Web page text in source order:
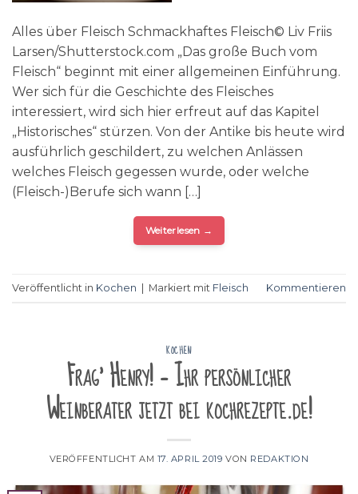
Alles über Fleisch Schmackhaftes Fleisch© Liv Friis
Larsen/Shutterstock.com „Das große Buch vom
Fleisch“ beginnt mit einer allgemeinen Einführung.
Wer sich für die Geschichte des Fleisches
interessiert, wird sich hier erfreut auf das Kapitel
„Historisches“ stürzen. Von der Antike bis heute wird
ausführlich geschildert, zu welchen Anlässen
welches Fleisch gegessen wurde, oder welche
(Fleisch-)Berufe sich wann […]
Weiterlesen →
Veröffentlicht in Kochen | Markiert mit Fleisch Kommentieren
KOCHEN
Frag' Henry! – Ihr persönlicher
Weinberater jetzt bei kochrezepte.de!
VERÖFFENTLICHT AM 17. APRIL 2019 VON REDAKTION